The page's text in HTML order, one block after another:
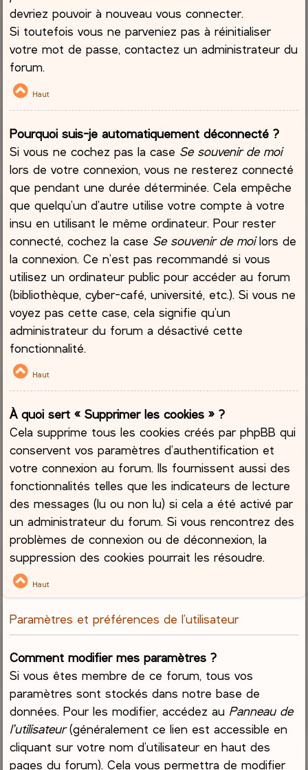
devriez pouvoir à nouveau vous connecter.
Si toutefois vous ne parveniez pas à réinitialiser
votre mot de passe, contactez un administrateur du
forum.
Haut
Pourquoi suis-je automatiquement déconnecté ?
Si vous ne cochez pas la case Se souvenir de moi
lors de votre connexion, vous ne resterez connecté
que pendant une durée déterminée. Cela empêche
que quelqu’un d’autre utilise votre compte à votre
insu en utilisant le même ordinateur. Pour rester
connecté, cochez la case Se souvenir de moilors de
la connexion. Ce n’est pas recommandé si vous
utilisez un ordinateur public pour accéder au forum
(bibliothèque, cyber-café, université, etc.). Si vous ne
voyez pas cette case, cela signifie qu’un
administrateur du forum a désactivé cette
fonctionnalité.
Haut
À quoi sert « Supprimer les cookies » ?
Cela supprime tous les cookies créés par phpBB qui
conservent vos paramètres d’authentification et
votre connexion au forum. Ils fournissent aussi des
fonctionnalités telles que les indicateurs de lecture
des messages (lu ou non lu) si cela a été activé par
un administrateur du forum. Si vous rencontrez des
problèmes de connexion ou de déconnexion, la
suppression des cookies pourrait les résoudre.
Haut
Paramètres et préférences de l’utilisateur
Comment modifier mes paramètres ?
Si vous êtes membre de ce forum, tous vos
paramètres sont stockés dans notre base de
données. Pour les modifier, accédez au Panneau de
l’utilisateur(généralement ce lien est accessible en
cliquant sur votre nom d’utilisateur en haut des
pages du forum). Cela vous permettra de modifier